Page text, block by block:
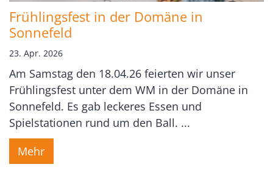
Frühlingsfest in der Domäne in
Sonnefeld
23. Apr. 2026
Am Samstag den 18.04.26 feierten wir unser
Frühlingsfest unter dem WM in der Domäne in
Sonnefeld. Es gab leckeres Essen und
Spielstationen rund um den Ball. ...
Mehr